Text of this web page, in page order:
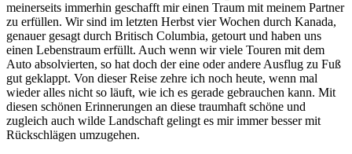
meinerseits immerhin geschafft mir einen Traum mit meinem Partner
zu erfüllen. Wir sind im letzten Herbst vier Wochen durch Kanada,
genauer gesagt durch Britisch Columbia, getourt und haben uns
einen Lebenstraum erfüllt. Auch wenn wir viele Touren mit dem
Auto absolvierten, so hat doch der eine oder andere Ausflug zu Fuß
gut geklappt. Von dieser Reise zehre ich noch heute, wenn mal
wieder alles nicht so läuft, wie ich es gerade gebrauchen kann. Mit
diesen schönen Erinnerungen an diese traumhaft schöne und
zugleich auch wilde Landschaft gelingt es mir immer besser mit
Rückschlägen umzugehen.